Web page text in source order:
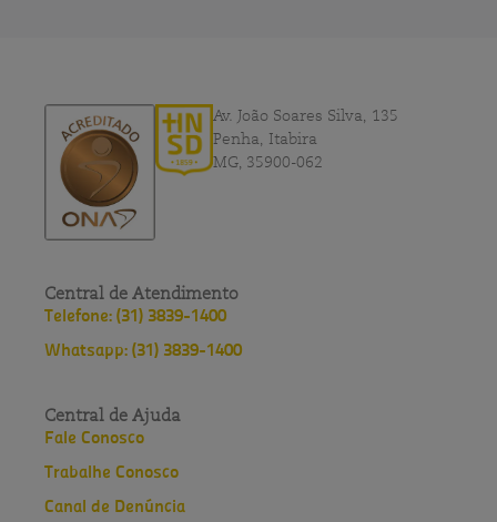
Av. João Soares Silva, 135
Penha, Itabira
MG, 35900-062
Central de Atendimento
Telefone: (31) 3839-1400
Whatsapp: (31) 3839-1400
Central de Ajuda
Fale Conosco
Trabalhe Conosco
Canal de Denúncia